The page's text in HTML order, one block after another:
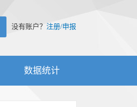
没有账户？ 注册/申报
数据统计